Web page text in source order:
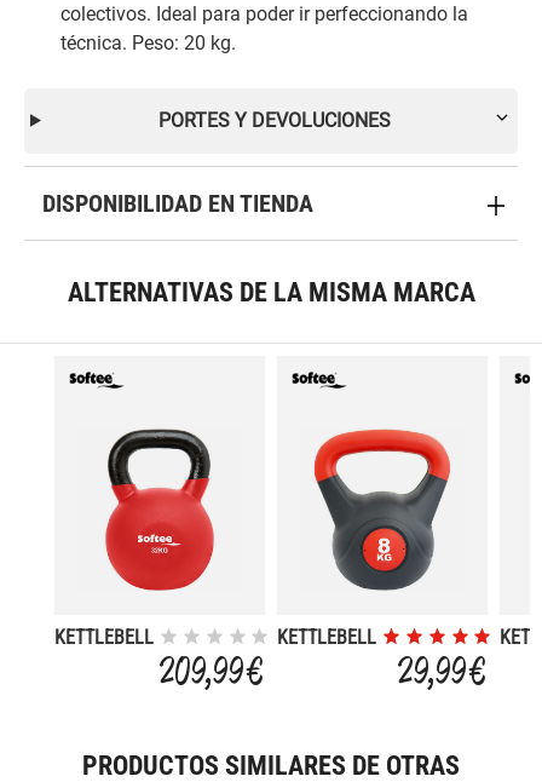
colectivos. Ideal para poder ir perfeccionando la
técnica. Peso: 20 kg.
PORTES Y DEVOLUCIONES
DISPONIBILIDAD EN TIENDA
ALTERNATIVAS DE LA MISMA MARCA
KETTLEBELL
209,99 €
KETTLEBELL
29,99 €
PRODUCTOS SIMILARES DE OTRAS